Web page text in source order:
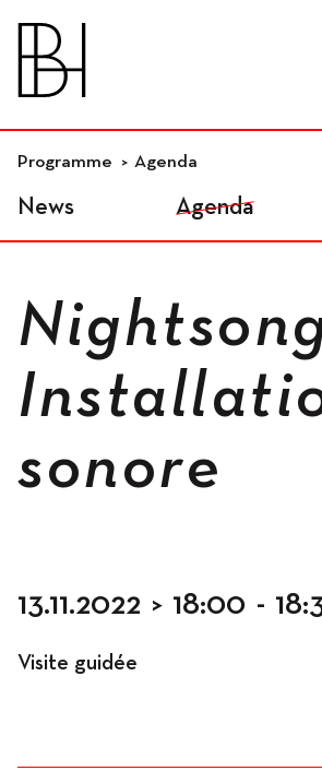
Lieux
Ateliers indépendants
Espaces
Programme Agenda
News Agenda
sonore
13.11.2022 > 18:00 -
Visite guidée